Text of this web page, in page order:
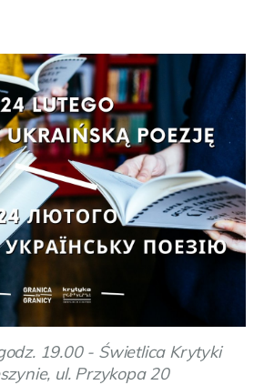
19.00 - Świetlica Krytyki
ul. Przykopa 20